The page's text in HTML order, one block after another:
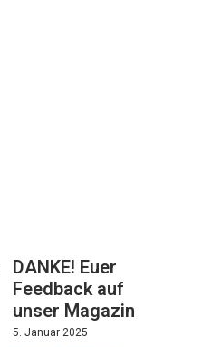
DANKE! Euer
Feedback auf
unser Magazin
5. Januar 2025